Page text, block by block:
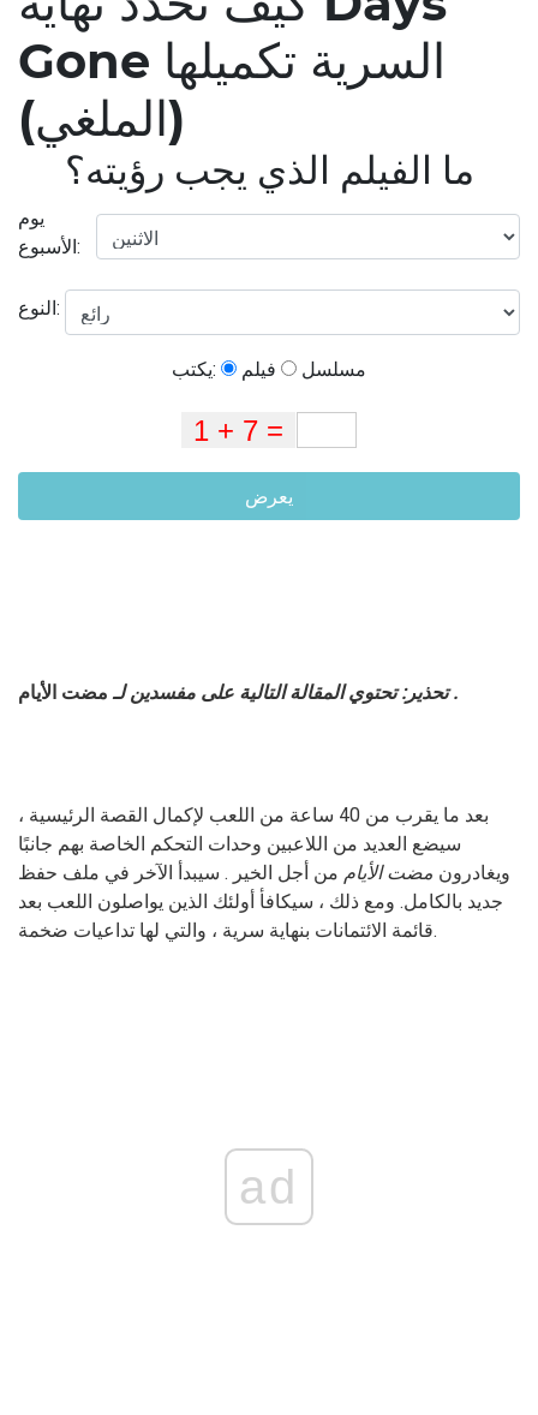
Gone السرية تكميلها
(الملغي)
ما الفيلم الذي يجب رؤيته؟
يوم
الأسبوع:
النوع:
يكتب: فيلم مسلسل
يعرض
تحذير: تحتوي المقالة التالية على مفسدين لـ مضت الأيام .
بعد ما يقرب من 40 ساعة من اللعب لإكمال القصة الرئيسية ،
سيضع العديد من اللاعبين وحدات التحكم الخاصة بهم جانبًا
ويغادرون مضت الأيام من أجل الخير . سيبدأ الآخر في ملف حفظ
جديد بالكامل. ومع ذلك ، سيكافأ أولئك الذين يواصلون اللعب بعد
قائمة الائتمانات بنهاية سرية ، والتي لها تداعيات ضخمة.
ad